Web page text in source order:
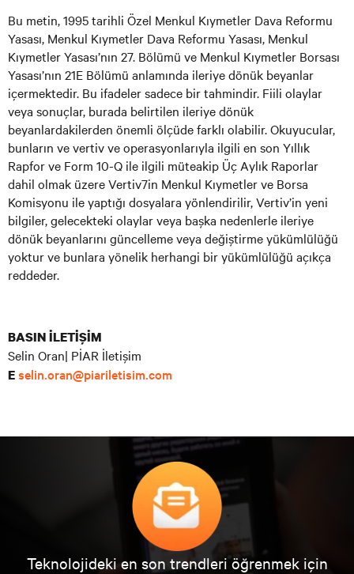
Bu metin, 1995 tarihli Özel Menkul Kıymetler Dava Reformu
Yasası, Menkul Kıymetler Dava Reformu Yasası, Menkul
Kıymetler Yasası’nın 27. Bölümü ve Menkul Kıymetler Borsası
Yasası’nın 21E Bölümü anlamında ileriye dönük beyanlar
içermektedir. Bu ifadeler sadece bir tahmindir. Fiili olaylar
veya sonuçlar, burada belirtilen ileriye dönük
beyanlardakilerden önemli ölçüde farklı olabilir. Okuyucular,
bunların ve vertiv ve operasyonlarıyla ilgili en son Yıllık
Rapfor ve Form 10-Q ile ilgili müteakip Üç Aylık Raporlar
dahil olmak üzere Vertiv7in Menkul Kıymetler ve Borsa
Komisyonu ile yaptığı dosyalara yönlendirilir, Vertiv’in yeni
bilgiler, gelecekteki olaylar veya başka nedenlerle ileriye
dönük beyanlarını güncelleme veya değiştirme yükümlülüğü
yoktur ve bunlara yönelik herhangi bir yükümlülüğü açıkça
reddeder.
BASIN İLETİŞİM
Selin Oran| PİAR İletişim
Eselin.oran@piariletisim.com
Teknolojideki en son trendleri öğrenmek için